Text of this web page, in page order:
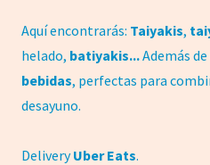
Aquí encontrarás: Taiyakis,
helado, batiyakis...Además
bebidas, perfectas para
desayuno.
DeliveryUber Eats.